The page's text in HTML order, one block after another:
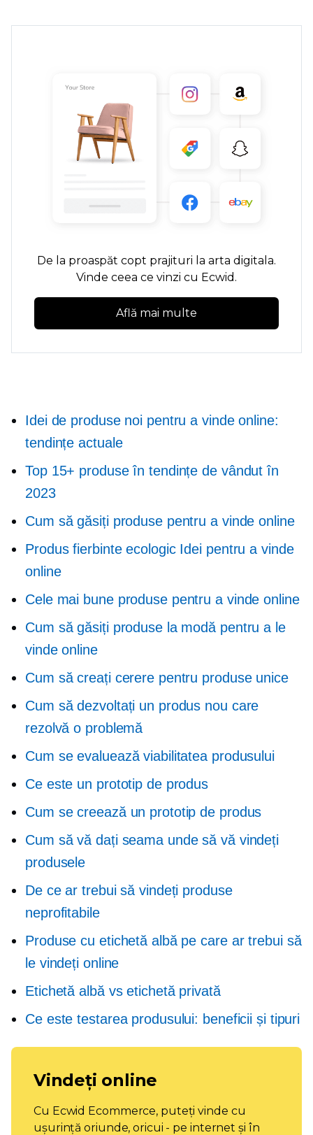
De la proaspăt copt prajituri la arta digitala.
Vinde ceea ce vinzi cu Ecwid.
Află mai multe
Idei de produse noi pentru a vinde online:
tendințe actuale
Top 15+ produse în tendințe de vândut în
2023
Cum să găsiți produse pentru a vinde online
Produs fierbinte ecologicIdei pentru a vinde
online
Cele mai bune produse pentru a vinde online
Cum să găsiți produse la modă pentru a le
vinde online
Cum să creați cerere pentru produse unice
Cum să dezvoltați un produs nou care
rezolvă o problemă
Cum se evaluează viabilitatea produsului
Ce este un prototip de produs
Cum se creează un prototip de produs
Cum să vă dați seama unde să vă vindeți
produsele
De ce ar trebui să vindeți produse
neprofitabile
Produse cu etichetă albă pe care ar trebui să
le vindeți online
Etichetă albă vs etichetă privată
Ce este testarea produsului: beneficii și tipuri
Vindeți online
Cu Ecwid Ecommerce, puteți vinde cu
ușurință oriunde, oricui - pe internet și în